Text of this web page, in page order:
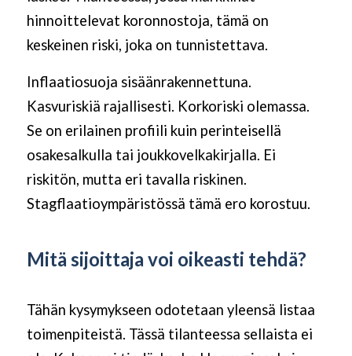
hinnoittelevat koronnostoja, tämä on
keskeinen riski, joka on tunnistettava.
Inflaatiosuoja sisäänrakennettuna.
Kasvuriskiä rajallisesti. Korkoriski olemassa.
Se on erilainen profiili kuin perinteisellä
osakesalkulla tai joukkovelkakirjalla. Ei
riskitön, mutta eri tavalla riskinen.
Stagflaatioympäristössä tämä ero korostuu.
Mitä sijoittaja voi oikeasti tehdä?
Tähän kysymykseen odotetaan yleensä listaa
toimenpiteistä. Tässä tilanteessa sellaista ei